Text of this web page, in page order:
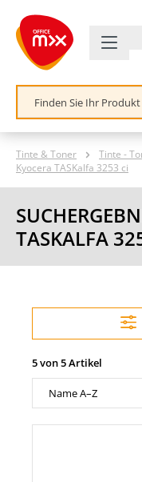
springen
Tinte & Toner Tinte -
Kyocera TASKalfa 3253 ci
TASKALFA
5 von 5 Artikel